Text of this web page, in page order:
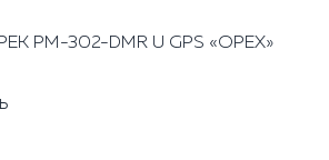
РМ-302-DMR U GPS «ОРЕХ»